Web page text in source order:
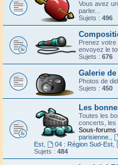
Vous avez
parler...
Sujets : 496
Prenez votre
envoyez le
Sujets : 676
Galerie
Photos de
Sujets : 450
Les
Toutes les
concerts, les
Sous-forums
parisienne.
Est
04 : Région Sud-Est,
Sujets : 484